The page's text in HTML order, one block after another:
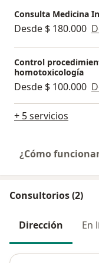
Consulta Medicina
Desde $ 180.000
Control
homotoxicología
Desde $ 100.000
+ 5 servicios
¿Cómo
Consultorios (2)
Dirección En